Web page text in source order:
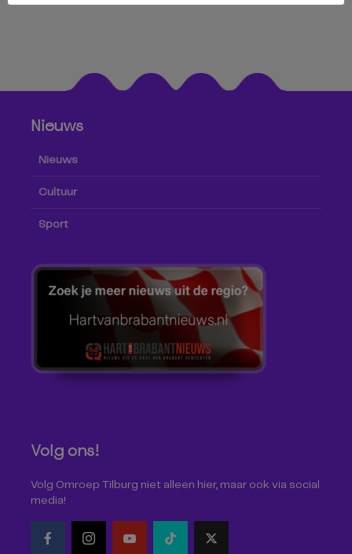
Nieuws
Nieuws
Cultuur
Sport
Volg ons!
Volg Omroep Tilburg niet alleen hier, maar ook via social
media!